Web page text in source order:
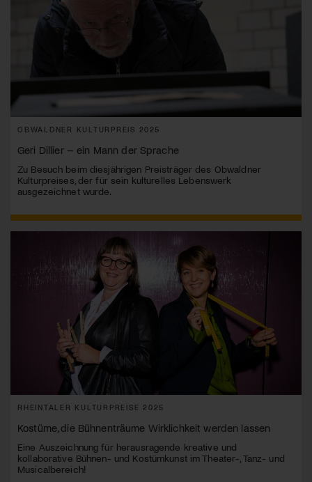
OBWALDNER KULTURPREIS 2025
Geri Dillier – ein Mann der Sprache
Zu Besuch beim diesjährigen Preisträger des Obwaldner
Kulturpreises, der für sein kulturelles Lebenswerk
ausgezeichnet wurde.
RHEINTALER KULTURPREISE 2025
Kostüme, die Bühnenträume Wirklichkeit werden lassen
Eine Auszeichnung für herausragende kreative und
kollaborative Bühnen- und Kostümkunst im Theater-, Tanz- und
Musicalbereich!